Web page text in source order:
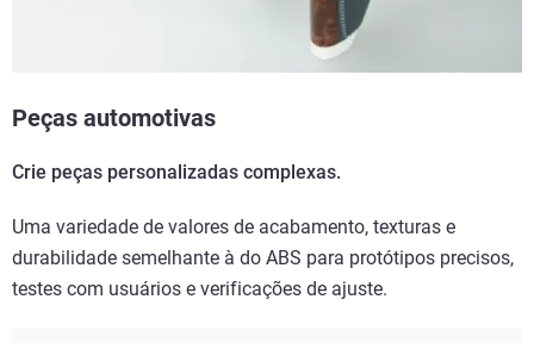
Peças automotivas
Crie peças personalizadas complexas.
Uma variedade de valores de acabamento, texturas e
durabilidade semelhante à do ABS para protótipos precisos,
testes com usuários e verificações de ajuste.